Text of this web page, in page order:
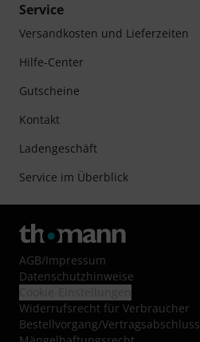
Service
Versandkosten und Lieferzeiten
Hilfe-Center
Gutscheine
Kontakt
Ladengeschäft
Service im Überblick
AGB/Impressum
Datenschutzhinweise
Widerrufsrecht für Verbraucher
Bestellvorgang/Vertragsabschluss